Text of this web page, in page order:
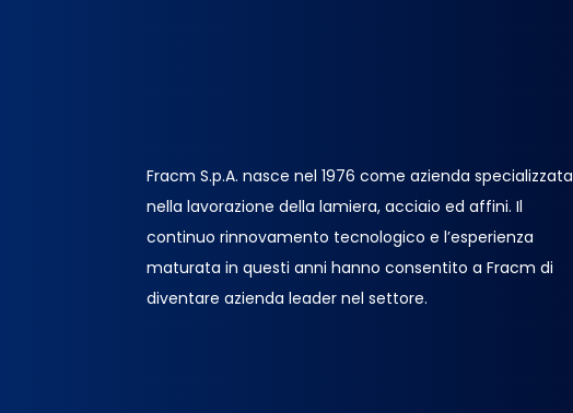
Fracm S.p.A. nasce nel 1976 come azienda specializzata
nella lavorazione della lamiera, acciaio ed affini. Il
continuo rinnovamento tecnologico e l’esperienza
maturata in questi anni hanno consentito a Fracm di
diventare azienda leader nel settore.